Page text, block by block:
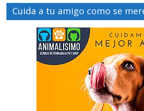
Cuida a tu amigo como se